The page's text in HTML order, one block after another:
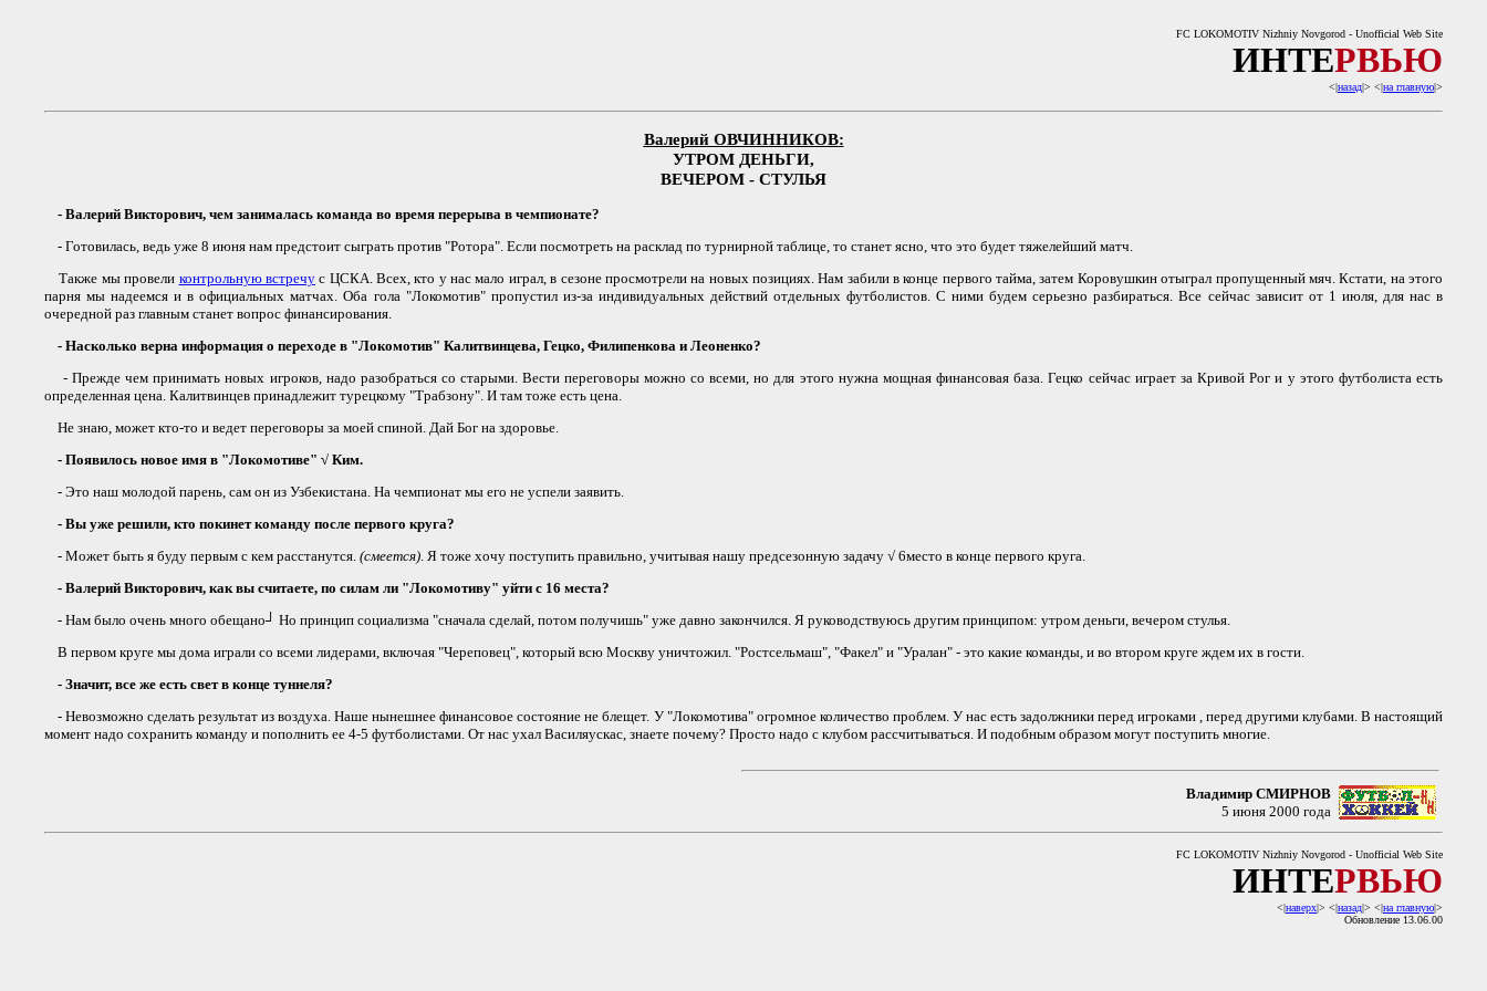
FC LOKOMOTIV Nizhniy Novgorod - Unofficial Web Site
ИНТЕРВЬЮ
<|назад|> <|на главную|>
Валерий ОВЧИННИКОВ:
УТРОМ ДЕНЬГИ,
ВЕЧЕРОМ - СТУЛЬЯ
- Валерий Викторович, чем занималась команда во время перерыва в чемпионате?
- Готовилась, ведь уже 8 июня нам предстоит сыграть против "Ротора". Если посмотреть на расклад по турнирной таблице, то станет ясно, что это будет тяжелейший матч.
Также мы провели контрольную встречус ЦСКА. Всех, кто у нас мало играл, в сезоне просмотрели на новых позициях. Нам забили в конце первого тайма, затем Коровушкин отыграл пропущенный мяч. Кстати, на этого
парня мы надеемся и в официальных матчах. Оба гола "Локомотив" пропустил из-за индивидуальных действий отдельных футболистов. С ними будем серьезно разбираться. Все сейчас зависит от 1 июля, для нас в
очередной раз главным станет вопрос финансирования.
- Насколько верна информация о переходе в "Локомотив" Калитвинцева, Гецко, Филипенкова и Леоненко?
- Прежде чем принимать новых игроков, надо разобраться со старыми. Вести переговоры можно со всеми, но для этого нужна мощная финансовая база. Гецко сейчас играет за Кривой Рог и у этого футболиста есть
определенная цена. Калитвинцев принадлежит турецкому "Трабзону". И там тоже есть цена.
Не знаю, может кто-то и ведет переговоры за моей спиной. Дай Бог на здоровье.
- Появилось новое имя в "Локомотиве" √ Ким.
- Это наш молодой парень, сам он из Узбекистана. На чемпионат мы его не успели заявить.
- Вы уже решили, кто покинет команду после первого круга?
- Может быть я буду первым с кем расстанутся. (смеется). Я тоже хочу поступить правильно, учитывая нашу предсезонную задачу √ 6место в конце первого круга.
- Валерий Викторович, как вы считаете, по силам ли "Локомотиву" уйти с 16 места?
- Нам было очень много обещано┘ Но принцип социализма "сначала сделай, потом получишь" уже давно закончился. Я руководствуюсь другим принципом: утром деньги, вечером стулья.
В первом круге мы дома играли со всеми лидерами, включая "Череповец", который всю Москву уничтожил. "Ростсельмаш", "Факел" и "Уралан" - это какие команды, и во втором круге ждем их в гости.
- Значит, все же есть свет в конце туннеля?
- Невозможно сделать результат из воздуха. Наше нынешнее финансовое состояние не блещет. У "Локомотива" огромное количество проблем. У нас есть задолжники перед игроками , перед другими клубами. В настоящий
момент надо сохранить команду и пополнить ее 4-5 футболистами. От нас ухал Василяускас, знаете почему? Просто надо с клубом рассчитываться. И подобным образом могут поступить многие.
Владимир СМИРНОВ
5 июня 2000 года
FC LOKOMOTIV Nizhniy Novgorod - Unofficial Web Site
ИНТЕРВЬЮ
<|наверх|> <|назад|> <|на главную|>
Обновление 13.06.00